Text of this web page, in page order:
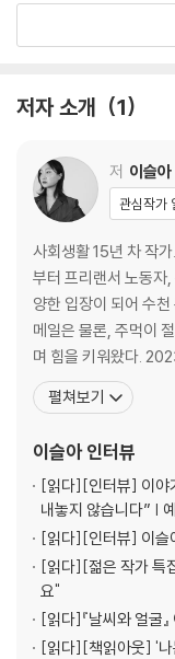
『태어난 아이』를 읽고
『박완서의 말』을 읽고
미래의 정의
백상현의 『속지 않는 자
엄마도 그런 여자를 알
유진목의 「미경에게」
삶을 존중하려면 선을 그
최선은 그런 것이에요
조영래의 『전태일 평전
작가의 테두리
윌리엄 맥스웰의 『안녕
저자 소개 1
저 이슬아
관심작가
사회생활 15년 차 작
부터 프리랜서 노동자
양한 입장이 되어 수
메일은 물론, 주먹이
며 힘을 키워왔다.
에서 1위 하였다. 어지간한 싸움은 요리조리 피해 가는 어머니의 지혜
로운 비겁함과 극도의
부대끼며 문장력을 갈
펼쳐보기
이슬아인터뷰
[읽다][인터뷰] 이야
내놓지 않습니다” |
[읽다][인터뷰] 이슬
[읽다][젊은 작가 특
요"
[읽다]『날씨와 얼굴
[읽다][책읽아웃] '나